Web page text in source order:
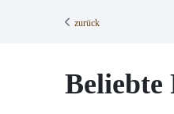
zurück
Beliebte